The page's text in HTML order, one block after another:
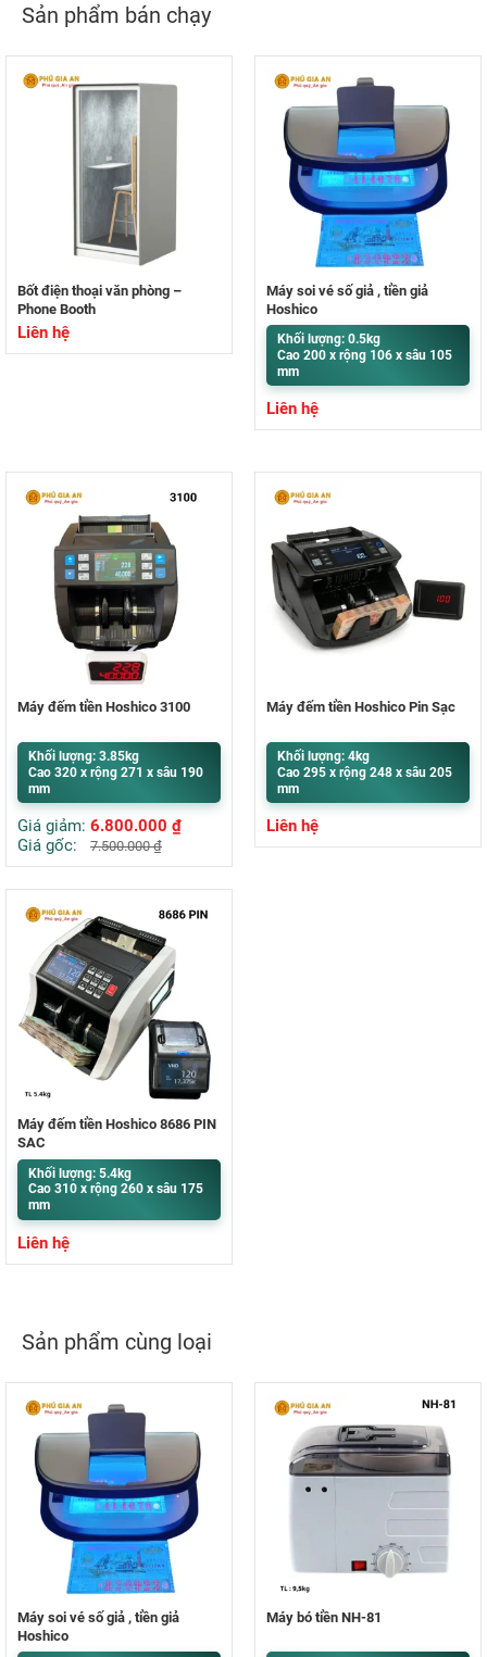
Sản phẩm bán chạy
Bốt điện thoại văn phòng –
Phone Booth
Liên hệ
Máy soi vé số giả , tiền giả
Hoshico
Khối lượng: 0.5kg
Cao 200 x rộng 106 x sâu 105
mm
Liên hệ
Máy đếm tiền Hoshico 3100
Khối lượng: 3.85kg
Cao 320 x rộng 271 x sâu 190
mm
Giá giảm: 6.800.000 ₫
Giá gốc:
7.500.000₫
Máy đếm tiền Hoshico Pin Sạc
Khối lượng: 4kg
Cao 295 x rộng 248 x sâu 205
mm
Liên hệ
Máy đếm tiền Hoshico 8686 PIN
SẠC
Khối lượng: 5.4kg
Cao 310 x rộng 260 x sâu 175
mm
Liên hệ
Sản phẩm cùng loại
Máy soi vé số giả , tiền giả
Hoshico
Máy bó tiền NH-81